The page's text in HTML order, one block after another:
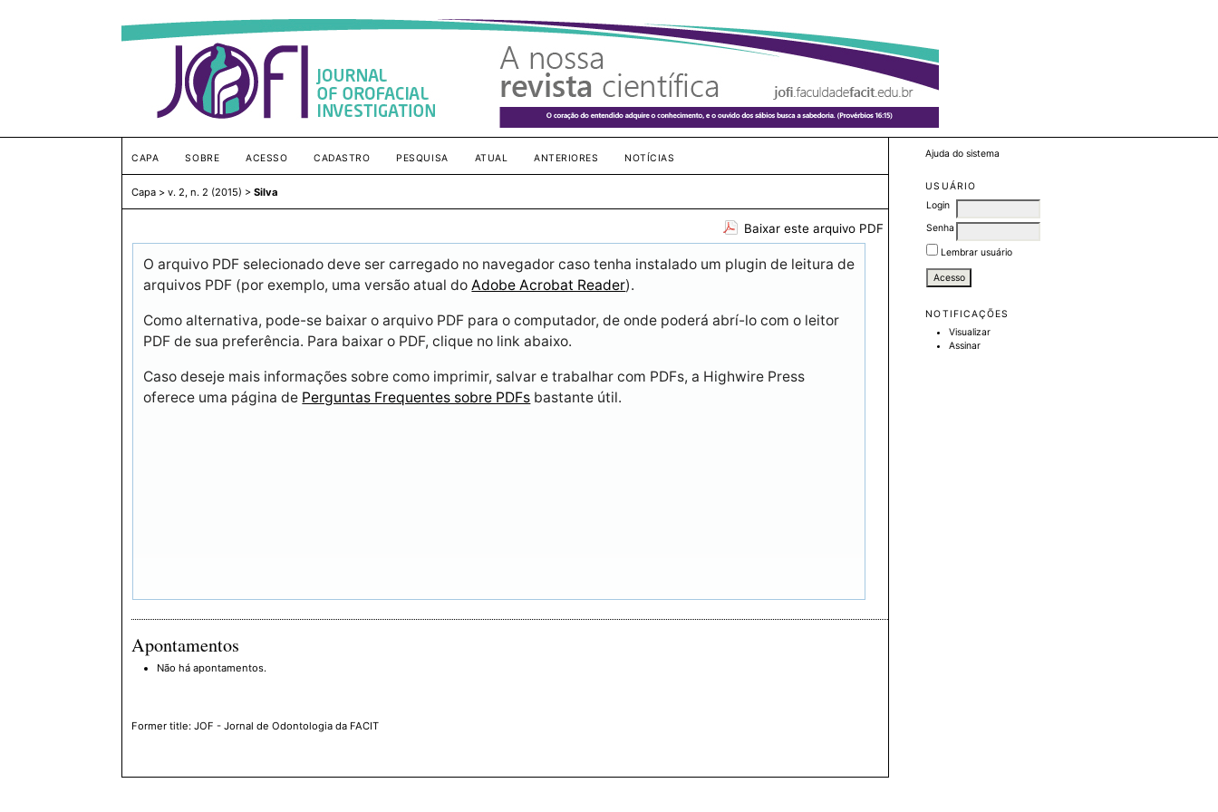
Ajuda do sistema
USUÁRIO
Login
Senha
Lembrar usuário
NOTIFICAÇÕES
Visualizar
Assinar
CAPA SOBRE ACESSO CADASTRO PESQUISA ATUAL ANTERIORES NOTÍCIAS
Capa >v. 2, n. 2 (2015) >Silva
Baixar este arquivo PDF
O arquivo PDF selecionado deve ser carregado no navegador caso tenha instalado um plugin de leitura de
arquivos PDF (por exemplo, uma versão atual do Adobe Acrobat Reader).
Como alternativa, pode-se baixar o arquivo PDF para o computador, de onde poderá abrí-lo com o leitor
PDF de sua preferência. Para baixar o PDF, clique no link abaixo.
Caso deseje mais informações sobre como imprimir, salvar e trabalhar com PDFs, a Highwire Press
oferece uma página de Perguntas Frequentes sobre PDFs bastante útil.
Apontamentos
Não há apontamentos.
Former title: JOF - Jornal de Odontologia da FACIT